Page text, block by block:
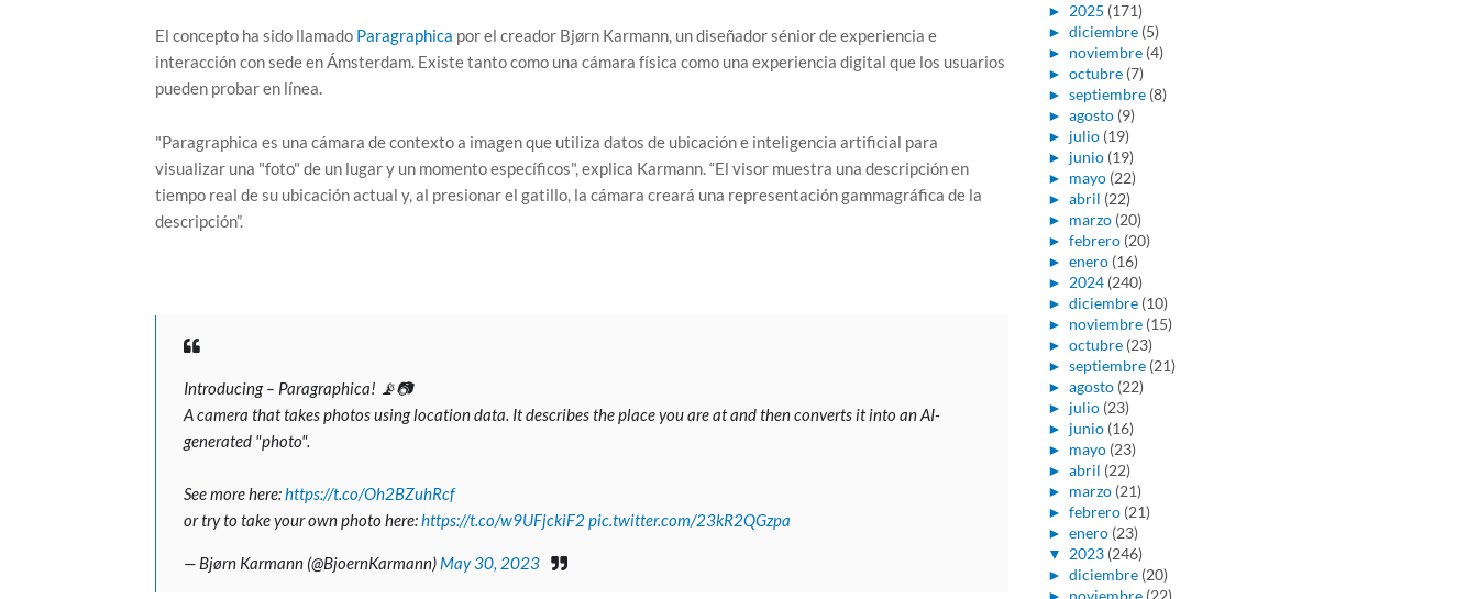
El concepto ha sido llamado Paragraphica por el creador Bjørn Karmann, un diseñador sénior de experiencia e
interacción con sede en Ámsterdam. Existe tanto como una cámara física como una experiencia digital que los usuarios
pueden probar en línea.
"Paragraphica es una cámara de contexto a imagen que utiliza datos de ubicación e inteligencia artificial para
visualizar una "foto" de un lugar y un momento específicos", explica Karmann. “El visor muestra una descripción en
tiempo real de su ubicación actual y, al presionar el gatillo, la cámara creará una representación gammagráfica de la
descripción”.
Introducing – Paragraphica! 📡📷
A camera that takes photos using location data. It describes the place you are at and then converts it into an AI-
generated "photo".
See more here:https://t.co/Oh2BZuhRcf
or try to take your own photo here:https://t.co/w9UFjckiF2pic.twitter.com/23kR2QGzpa
— Bjørn Karmann (@BjoernKarmann) May 30, 2023
► 2025 (171)
► diciembre (5)
► noviembre (4)
► octubre (7)
► septiembre (8)
► agosto (9)
► julio (19)
► junio (19)
► mayo (22)
► abril (22)
► marzo (20)
► febrero (20)
► enero (16)
► 2024 (240)
► diciembre (10)
► noviembre (15)
► octubre (23)
► septiembre (21)
► agosto (22)
► julio (23)
► junio (16)
► mayo (23)
► abril (22)
► marzo (21)
► febrero (21)
► enero (23)
▼ 2023 (246)
► diciembre (20)
► noviembre (22)